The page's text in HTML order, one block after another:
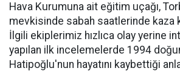
Hava Kurumuna ait eğitim uçağı,
mevkisinde sabah saatlerinde kaza
İlgili ekiplerimiz hızlıca olay yerine
yapılan ilk incelemelerde 1994
Hatipoğlu'nun hayatını kaybettiği